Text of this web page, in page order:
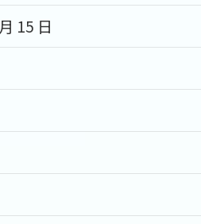
15 日